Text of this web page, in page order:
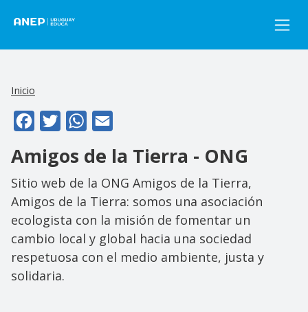
Inicio
FacebookTwitterWhatsApp
Amigos de la Tierra - ONG
Sitio web de la ONG Amigos de la Tierra,
Amigos de la Tierra: somos una asociación
ecologista con la misión de fomentar un
cambio local y global hacia una sociedad
respetuosa con el medio ambiente, justa y
solidaria.